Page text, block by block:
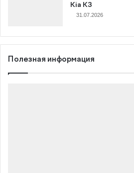
Kia K3
31.07.2026
Полезная информация